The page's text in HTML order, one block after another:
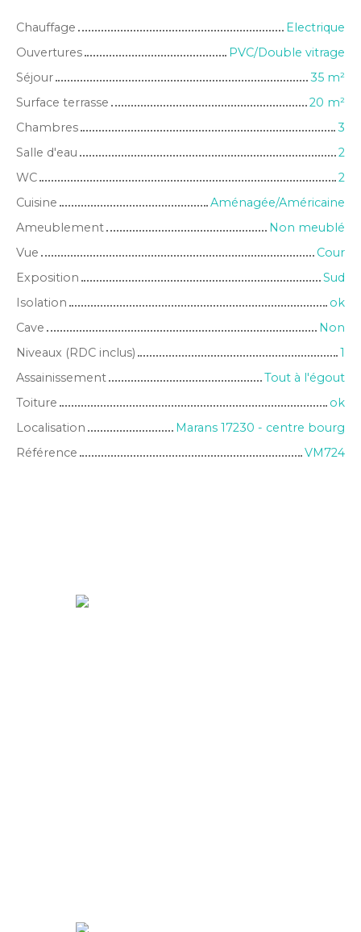
Chauffage
Electrique
Ouvertures
PVC/Double vitrage
Séjour
35 m²
Surface terrasse
20 m²
Chambres
3
Salle d'eau
2
WC
2
Cuisine
Aménagée/Américaine
Ameublement
Non meublé
Vue
Cour
Exposition
Sud
Isolation
ok
Cave
Non
Niveaux (RDC inclus)
1
Assainissement
Tout à l'égout
Toiture
ok
Localisation
Marans 17230 - centre bourg
Référence
VM724